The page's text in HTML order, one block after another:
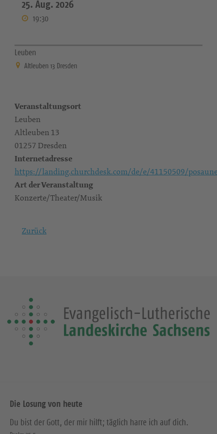
25. Aug. 2026
19:30
Leuben
Altleuben 13 Dresden
Veranstaltungsort
Leuben
Altleuben 13
01257 Dresden
Internetadresse
https://landing.churchdesk.com/de/e/41150509/
Art der Veranstaltung
Konzerte/Theater/Musik
Zurück
Die Losung von heute
Du bist der Gott, der mir hilft; täglich harre ich auf dich.